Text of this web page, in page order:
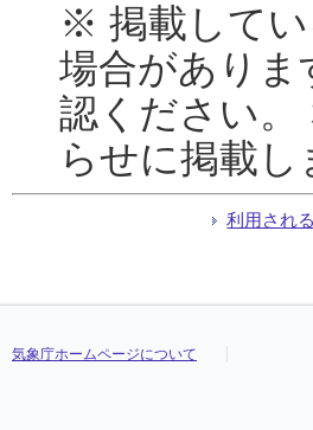
※ 掲載してい
場合がありま
認ください。
らせに掲載し
利用され
気象庁ホームページについて